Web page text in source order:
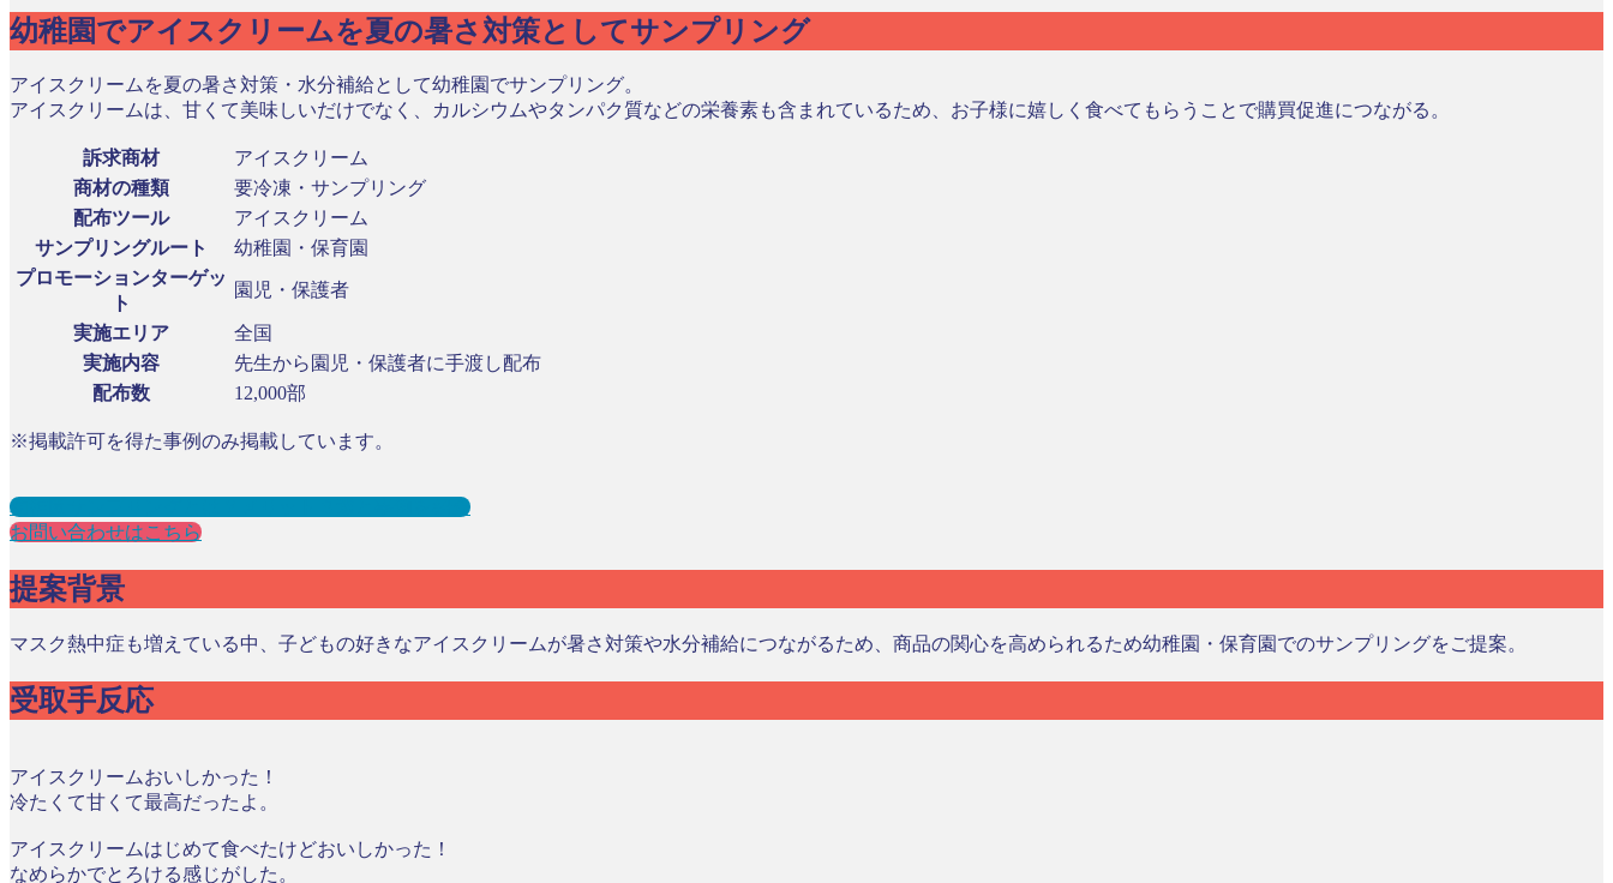
幼稚園でアイスクリームを夏の暑さ対策としてサンプリング
アイスクリームを夏の暑さ対策・水分補給として幼稚園でサンプリング。
アイスクリームは、甘くて美味しいだけでなく、カルシウムやタンパク質などの栄養素も含まれているため、お子様に嬉しく食べてもらうことで購買促進につながる。
訴求商材
アイスクリーム
商材の種類
要冷凍・サンプリング
配布ツール
アイスクリーム
サンプリングルート
幼稚園・保育園
プロモーションターゲッ
ト
園児・保護者
実施エリア
全国
実施内容
先生から園児・保護者に手渡し配布
配布数
12,000部
※掲載許可を得た事例のみ掲載しています。
幼稚園サンプリングとは？メリット３選と事例を紹介
お問い合わせはこちら
提案背景
マスク熱中症も増えている中、子どもの好きなアイスクリームが暑さ対策や水分補給につながるため、商品の関心を高められるため幼稚園・保育園でのサンプリングをご提案。
受取手反応
アイスクリームおいしかった！
冷たくて甘くて最高だったよ。
アイスクリームはじめて食べたけどおいしかった！
なめらかでとろける感じがした。